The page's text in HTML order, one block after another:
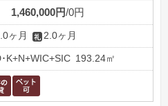
1,460,000円 0円
ヶ月 2.0ヶ月
K+N+WIC+SIC 193.24㎡